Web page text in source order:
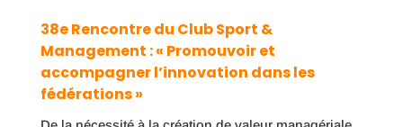
38e Rencontre du Club Sport &
Management : « Promouvoir et
accompagner l’innovation dans les
fédérations »